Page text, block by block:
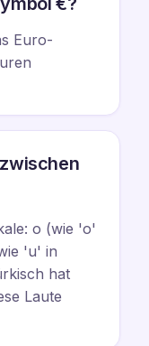
Euro-
o (wie 'o'
'u' in
hat
Laute